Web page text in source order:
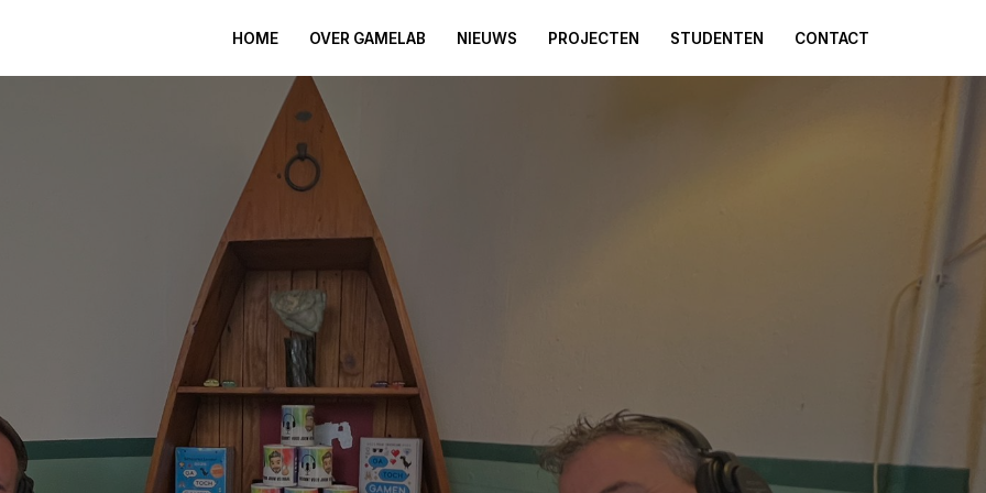
HOME OVER GAMELAB NIEUWS PROJECTEN STUDENTEN CONTACT